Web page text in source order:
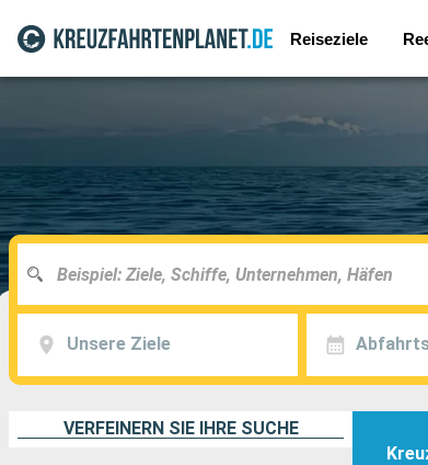
Reiseziele
Unsere Ziele
VERFEINERN SIE IHRE SUCHE